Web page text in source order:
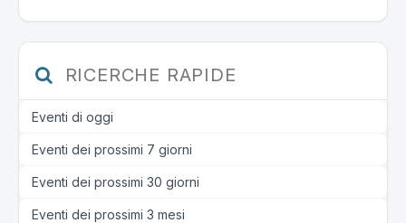
RICERCHE RAPIDE
Eventi di oggi
Eventi dei prossimi 7 giorni
Eventi dei prossimi 30 giorni
Eventi dei prossimi 3 mesi